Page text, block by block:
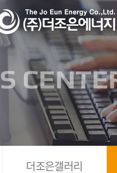
더조은갤러리